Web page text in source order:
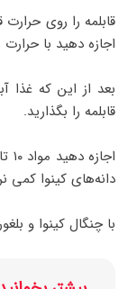
قابلمه را روی
اجازه دهید با
بعد از این که
قابلمه را بگذارید.
دانه‌های کینوا کمی
با چنگال کینوا و